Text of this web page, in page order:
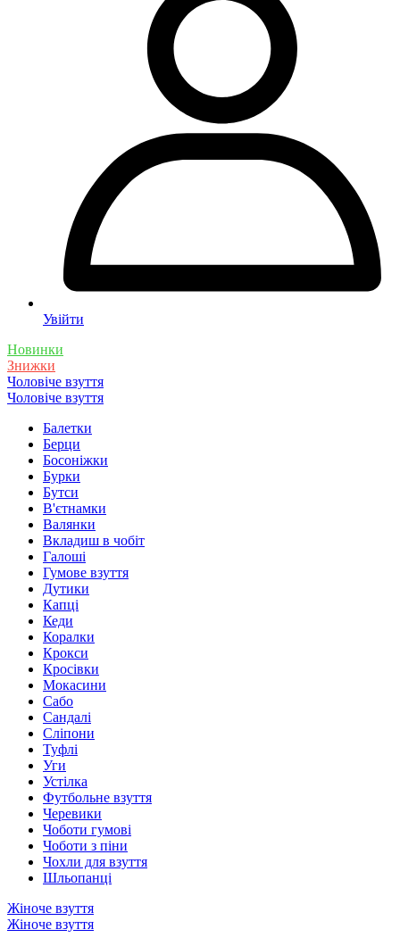
Увійти
Новинки
Знижки
Чоловіче взуття
Чоловіче взуття
Балетки
Берци
Босоніжки
Бурки
Бутси
В'єтнамки
Валянки
Вкладиш в чобіт
Галоші
Гумове взуття
Дутики
Капці
Кеди
Коралки
Крокси
Кросівки
Мокасини
Сабо
Сандалі
Сліпони
Туфлі
Уги
Устілка
Футбольне взуття
Черевики
Чоботи гумові
Чоботи з піни
Чохли для взуття
Шльопанці
Жіноче взуття
Жіноче взуття